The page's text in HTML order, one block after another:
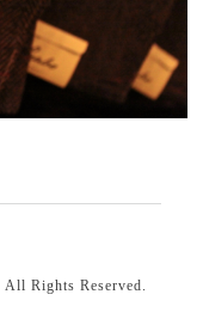
All Rights Reserved.